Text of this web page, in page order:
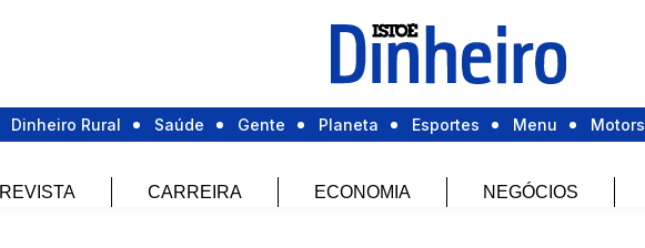
Dinheiro Rural Saúde Gente Planeta Esportes Menu
REVISTA CARREIRA ECONOMIA NEGÓCIOS